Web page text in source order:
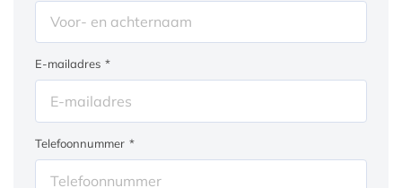
E-mailadres *
Telefoonnummer *